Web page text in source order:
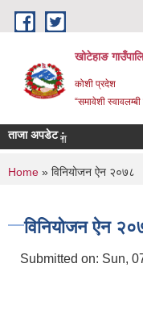
Skip to main content
खोटेहाङ
कोशी प्रदेश
“समावेशी
ताजा अपडेट :
सूचना
You are here
Home » विनियोजन ऐन २०७८
विनियोजन ऐन
Submitted on: Sun,